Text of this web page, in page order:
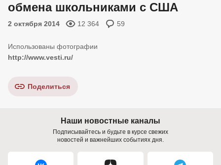
обмена школьниками с США
2 октября 2014 12 364 59
http://www.vesti.ru/
Поделиться
Наши новостные каналы
Подписывайтесь и будьте в курсе свежих
новостей и важнейших событиях дня.